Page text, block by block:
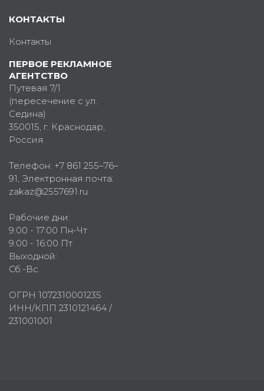
КОНТАКТЫ
Контакты
ПЕРВОЕ РЕКЛАМНОЕ
АГЕНТСТВО
Путевая 7/1
(пересечение с ул.
Седина)
350015, г. Краснодар,
Россия
Телефон: +7 861 255–76–
91, Электронная почта:
zakaz@2557691.ru
Рабочие дни:
9:00 - 17:00 Пн-Чт
9:00 - 16:00 Пт
Выходной:
Сб.-Вс.
ОГРН 1072310001235
ИНН/КПП 2310121464 /
231001001